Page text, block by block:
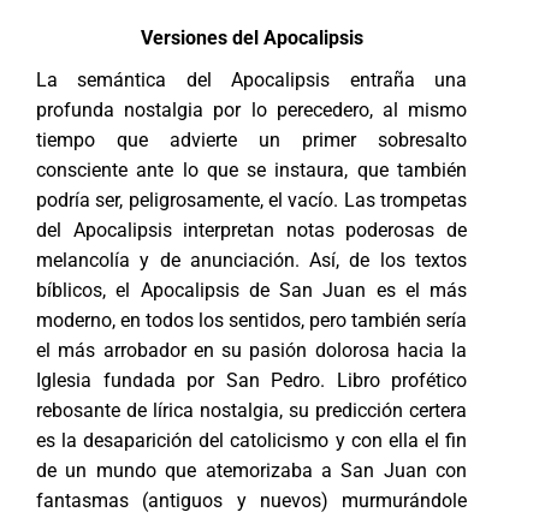
Versiones del Apocalipsis
La semántica del Apocalipsis entraña una
profunda nostalgia por lo perecedero, al mismo
tiempo que advierte un primer sobresalto
consciente ante lo que se instaura, que también
podría ser, peligrosamente, el vacío. Las trompetas
del Apocalipsis interpretan notas poderosas de
melancolía y de anunciación. Así, de los textos
bíblicos, el Apocalipsis de San Juan es el más
moderno, en todos los sentidos, pero también sería
el más arrobador en su pasión dolorosa hacia la
Iglesia fundada por San Pedro. Libro profético
rebosante de lírica nostalgia, su predicción certera
es la desaparición del catolicismo y con ella el fin
de un mundo que atemorizaba a San Juan con
fantasmas (antiguos y nuevos) murmurándole